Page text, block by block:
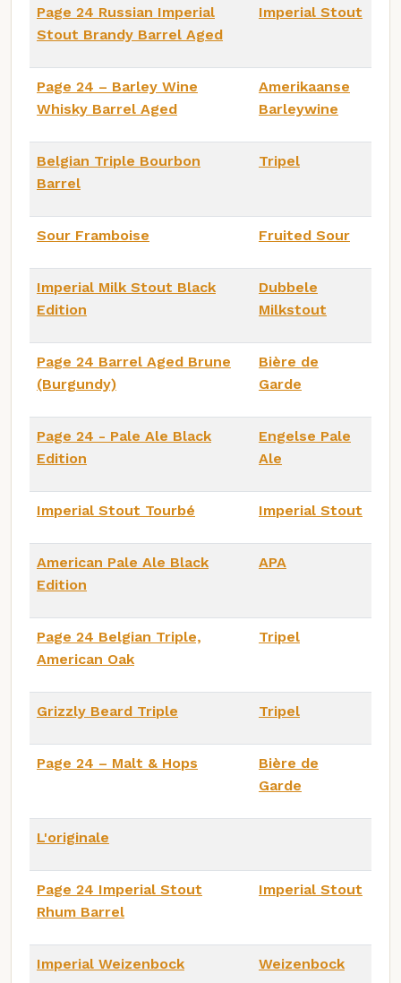
Page 24 Russian Imperial
Stout Brandy Barrel Aged
Imperial Stout
Page 24 – Barley Wine
Whisky Barrel Aged
Amerikaanse
Barleywine
Belgian Triple Bourbon
Barrel
Tripel
Sour Framboise Fruited Sour
Imperial Milk Stout Black
Edition
Dubbele
Milkstout
Page 24 Barrel Aged Brune
(Burgundy)
Bière de
Garde
Page 24 - Pale Ale Black
Edition
Engelse Pale
Ale
Imperial Stout Tourbé Imperial Stout
American Pale Ale Black
Edition
APA
Page 24 Belgian Triple,
American Oak
Tripel
Grizzly Beard Triple Tripel
Page 24 – Malt & Hops
Bière de
Garde
L'originale
Page 24 Imperial Stout
Rhum Barrel
Imperial Stout
Imperial Weizenbock Weizenbock